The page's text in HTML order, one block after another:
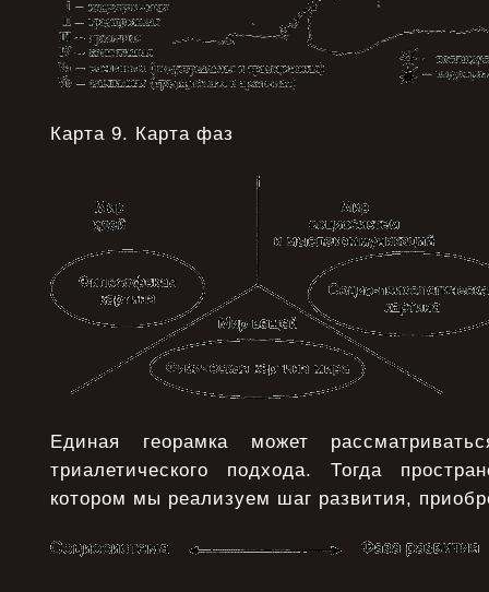
Карта 9. Карта фаз
Единая георамка может
триалетического подхода. Тогда
котором мы реализуем шаг развития,